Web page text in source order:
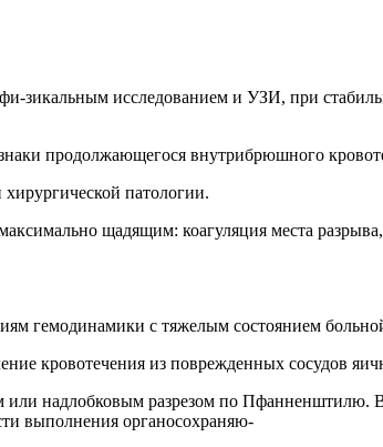
зикальным исследованием и УЗИ, при
продолжающегося внутрибрюшного
патологии.
щадящим: коагуляция места
гемодинамики с тяжелым состоянием
кровотечения из поврежденных сосудов
надлобковым разрезом по Пфанненштилю.
выполнения органосохраняю-